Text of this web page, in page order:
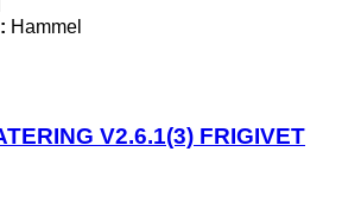
Hammel
V2.6.1(3) FRIGIVET